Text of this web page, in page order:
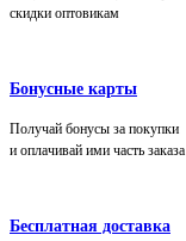
скидки оптовикам
Бонусные карты
Получай бонусы за покупки
и оплачивай ими часть заказа
Бесплатная доставка